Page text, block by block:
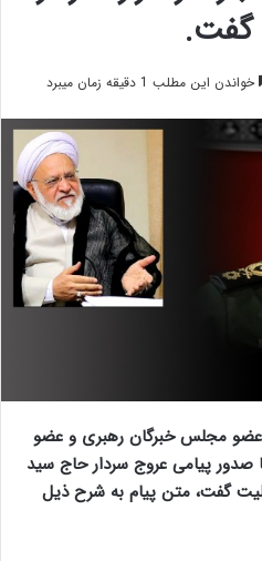
گفت.
خواندن این مطلب 1 دقیقه زمان میبرد
عضو مجلس خبرگان رهبری و عضو
پیامی عروج سردار حاج سید
گفت، متن پیام به شرح ذیل